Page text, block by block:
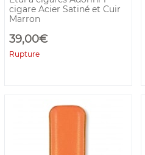
cigare Acier Satiné et Cuir
Marron
39,00€
Rupture